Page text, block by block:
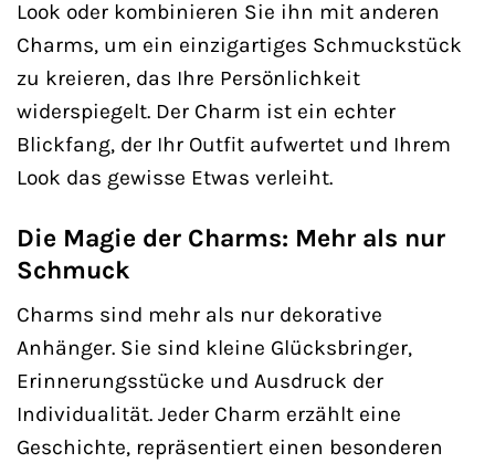
Look oder kombinieren Sie ihn mit anderen
Charms, um ein einzigartiges Schmuckstück
zu kreieren, das Ihre Persönlichkeit
widerspiegelt. Der Charm ist ein echter
Blickfang, der Ihr Outfit aufwertet und Ihrem
Look das gewisse Etwas verleiht.
Die Magie der Charms: Mehr als nur
Schmuck
Charms sind mehr als nur dekorative
Anhänger. Sie sind kleine Glücksbringer,
Erinnerungsstücke und Ausdruck der
Individualität. Jeder Charm erzählt eine
Geschichte, repräsentiert einen besonderen